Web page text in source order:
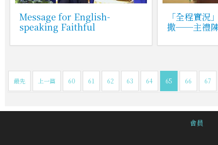
Message for English-
speaking Faithful
「全程實況
撒──主禮
最先 上一篇 60 61 62 63 64 65 66 67
會員